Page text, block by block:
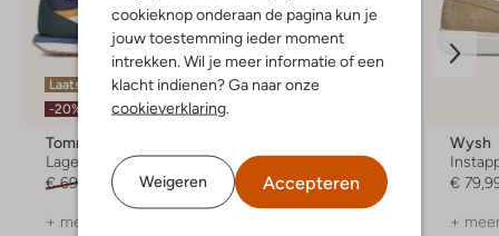
cookieknop onderaan de pagina kun je
jouw toestemming ieder moment
intrekken. Wil je meer informatie of een
klacht indienen? Ga naar onze
cookieverklaring
Weigeren Accepteren
Laatste items
-20%
Tommy Hilfiger
Lage sneakers
€ 69,95
€ 55,99
+ meer kleuren
Laatste maten
Teenslippers
€ 69,95 € 34,99
Wysh
€
+